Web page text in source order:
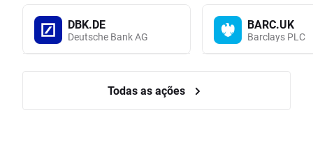
DBK.DE
Deutsche Bank AG
BARC.UK
Barclays PLC
Todas as ações